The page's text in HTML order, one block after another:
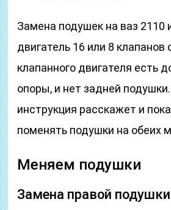
Замена подушек на ваз
двигатель 16 или 8 клапанов
клапанного двигателя есть
опоры, и нет задней
инструкция расскажет и
поменять подушки на обеих
Меняем подушки
Замена правой подушки